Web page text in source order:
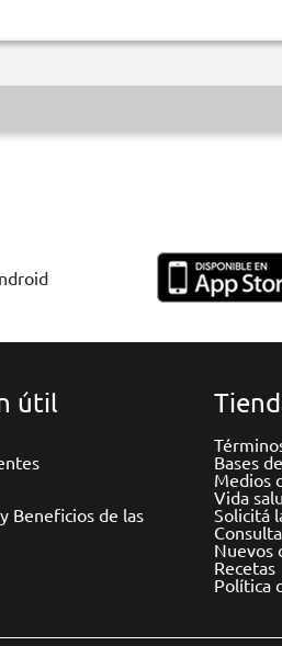
útil
Beneficios de las
Bases
Medios
Vida
Solicitá
Nuevos
Recetas
Política